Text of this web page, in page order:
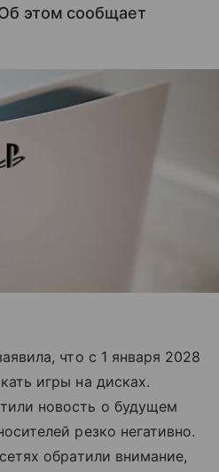
этом сообщает
что с 1 января 2028
игры на дисках.
новость о будущем
резко негативно.
обратили внимание,